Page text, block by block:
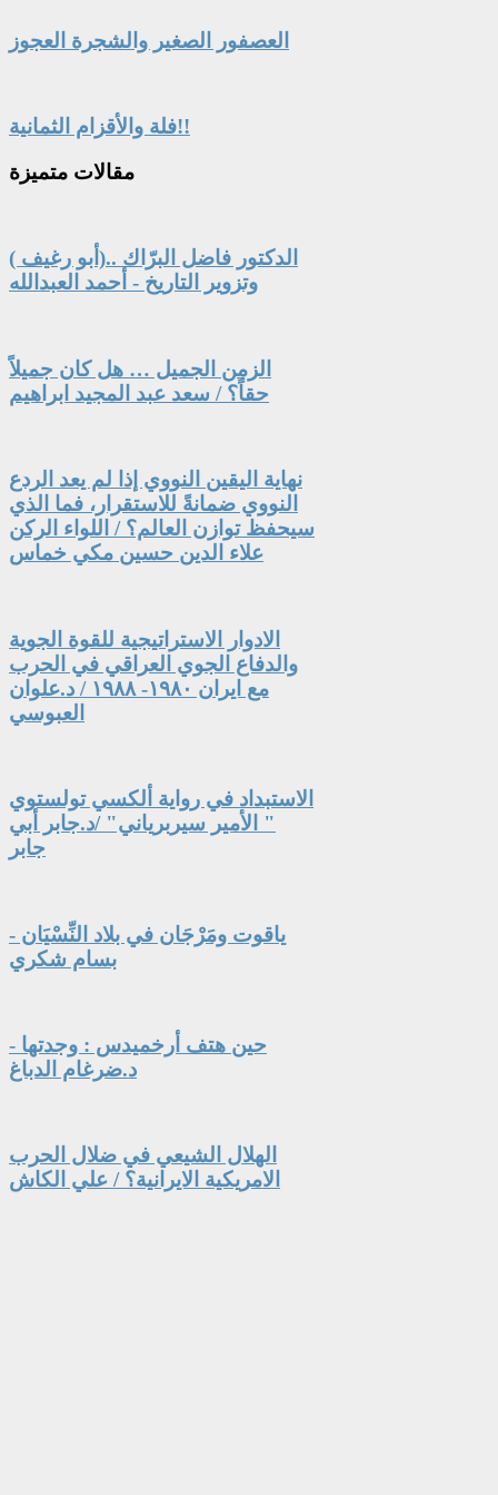
العصفور الصغير والشجرة العجوز
فلة والأقزام الثمانية!!
مقالات متميزة
الدكتور فاضل البرّاك ..(أبو رغيف )
وتزوير التاريخ - أحمد العبدالله
الزمن الجميل … هل كان جميلاً
حقاً؟ / سعد عبد المجيد ابراهيم
نهاية اليقين النووي إذا لم يعد الردع
النووي ضمانةً للاستقرار، فما الذي
سيحفظ توازن العالم؟ / اللواء الركن
علاء الدين حسين مكي خماس
الادوار الاستراتيجية للقوة الجوية
والدفاع الجوي العراقي في الحرب
مع ايران ١٩٨٠- ١٩٨٨ / د.علوان
العبوسي
الاستبداد في رواية ألكسي تولستوي
" الأمير سيربرياني" /د.جابر أبي
جابر
ياقوت ومَرْجَان في بلاد النِّسْيَان -
بسام شكري
حين هتف أرخميدس : وجدتها -
د.ضرغام الدباغ
الهلال الشيعي في ضلال الحرب
الامريكية الايرانية؟ / علي الكاش